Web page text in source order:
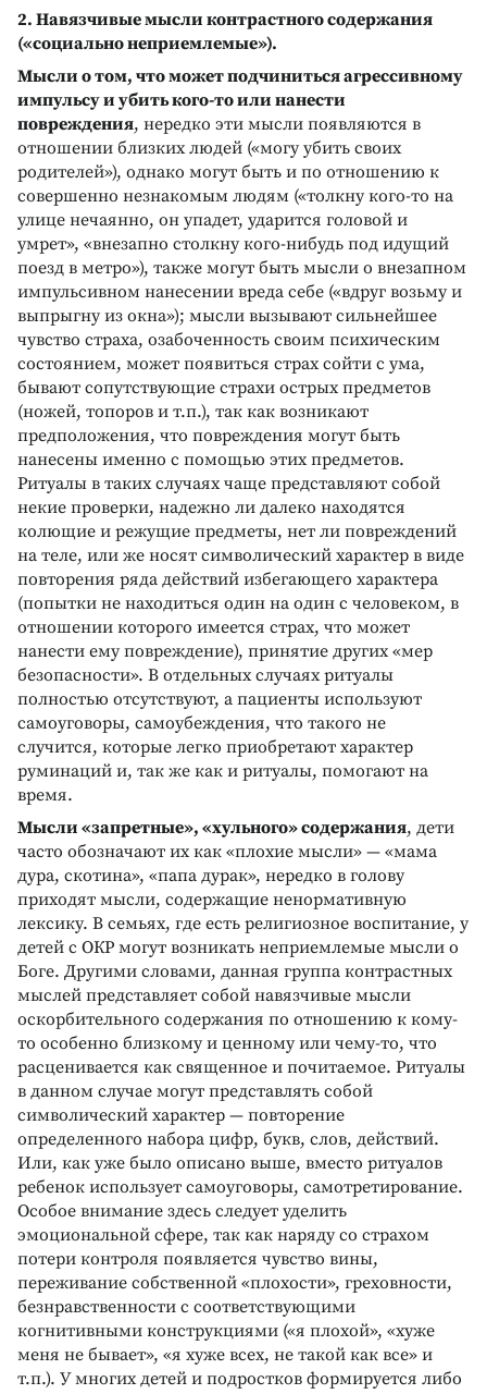
2. Навязчивые мысли контрастного содержания
(«социально неприемлемые»).
Мысли о том, что может подчиниться агрессивному
импульсу и убить кого-то или нанести
повреждения, нередко эти мысли появляются в
отношении близких людей («могу убить своих
родителей»), однако могут быть и по отношению к
совершенно незнакомым людям («толкну кого-то на
улице нечаянно, он упадет, ударится головой и
умрет», «внезапно столкну кого-нибудь под идущий
поезд в метро»), также могут быть мысли о внезапном
импульсивном нанесении вреда себе («вдруг возьму и
выпрыгну из окна»); мысли вызывают сильнейшее
чувство страха, озабоченность своим психическим
состоянием, может появиться страх сойти с ума,
бывают сопутствующие страхи острых предметов
(ножей, топоров и т.п.), так как возникают
предположения, что повреждения могут быть
нанесены именно с помощью этих предметов.
Ритуалы в таких случаях чаще представляют собой
некие проверки, надежно ли далеко находятся
колющие и режущие предметы, нет ли повреждений
на теле, или же носят символический характер в виде
повторения ряда действий избегающего характера
(попытки не находиться один на один с человеком, в
отношении которого имеется страх, что может
нанести ему повреждение), принятие других «мер
безопасности». В отдельных случаях ритуалы
полностью отсутствуют, а пациенты используют
самоуговоры, самоубеждения, что такого не
случится, которые легко приобретают характер
руминаций и, так же как и ритуалы, помогают на
время.
Мысли «запретные», «хульного» содержания, дети
часто обозначают их как «плохие мысли» — «мама
дура, скотина», «папа дурак», нередко в голову
приходят мысли, содержащие ненормативную
лексику. В семьях, где есть религиозное воспитание, у
детей с ОКР могут возникать неприемлемые мысли о
Боге. Другими словами, данная группа контрастных
мыслей представляет собой навязчивые мысли
оскорбительного содержания по отношению к кому-
то особенно близкому и ценному или чему-то, что
расценивается как священное и почитаемое. Ритуалы
в данном случае могут представлять собой
символический характер — повторение
определенного набора цифр, букв, слов, действий.
Или, как уже было описано выше, вместо ритуалов
ребенок использует самоуговоры, самотретирование.
Особое внимание здесь следует уделить
эмоциональной сфере, так как наряду со страхом
потери контроля появляется чувство вины,
переживание собственной «плохости», греховности,
безнравственности с соответствующими
когнитивными конструкциями («я плохой», «хуже
меня не бывает», «я хуже всех, не такой как все» и
т.п.). У многих детей и подростков формируется либо